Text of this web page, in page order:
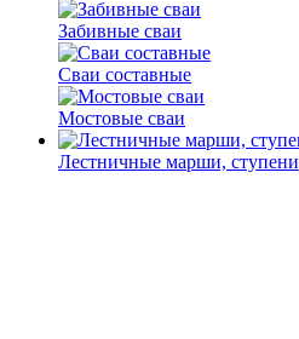
Забивные сваи
Сваи составные
Мостовые сваи
Лестничные марши, ступени